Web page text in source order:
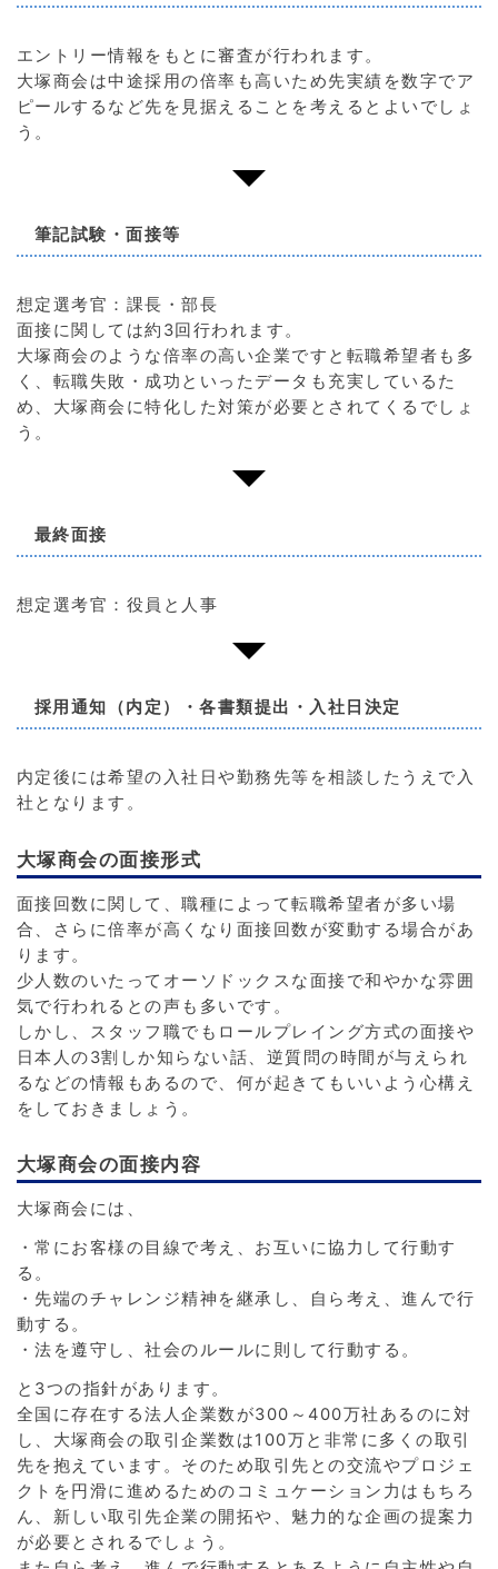
エントリー情報をもとに審査が行われます。
大塚商会は中途採用の倍率も高いため先実績を数字でア
ピールするなど先を見据えることを考えるとよいでしょ
う。
筆記試験・面接等
想定選考官：課長・部長
面接に関しては約3回行われます。
大塚商会のような倍率の高い企業ですと転職希望者も多
く、転職失敗・成功といったデータも充実しているた
め、大塚商会に特化した対策が必要とされてくるでしょ
う。
最終面接
想定選考官：役員と人事
採用通知（内定）・各書類提出・入社日決定
内定後には希望の入社日や勤務先等を相談したうえで入
社となります。
大塚商会の面接形式
面接回数に関して、職種によって転職希望者が多い場
合、さらに倍率が高くなり面接回数が変動する場合があ
ります。
少人数のいたってオーソドックスな面接で和やかな雰囲
気で行われるとの声も多いです。
しかし、スタッフ職でもロールプレイング方式の面接や
日本人の3割しか知らない話、逆質問の時間が与えられ
るなどの情報もあるので、何が起きてもいいよう心構え
をしておきましょう。
大塚商会の面接内容
大塚商会には、
・常にお客様の目線で考え、お互いに協力して行動す
る。
・先端のチャレンジ精神を継承し、自ら考え、進んで行
動する。
・法を遵守し、社会のルールに則して行動する。
と3つの指針があります。
全国に存在する法人企業数が300～400万社あるのに対
し、大塚商会の取引企業数は100万と非常に多くの取引
先を抱えています。そのため取引先との交流やプロジェ
クトを円滑に進めるためのコミュケーション力はもちろ
ん、新しい取引先企業の開拓や、魅力的な企画の提案力
が必要とされるでしょう。